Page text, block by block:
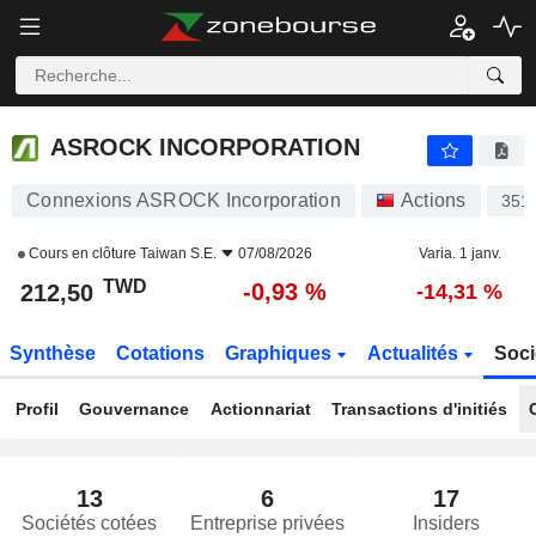
ASROCK INCORPORATION
Connexions ASROCK Incorporation Actions
Cours en clôture Taiwan S.E. 07/08/2026 Varia. 1 janv.
212,50 TWD -0,93 % -14,31 %
Synthèse Cotations Graphiques Actualités
Profil Gouvernance Actionnariat Transactions d'initiés
13
Sociétés cotées
6
Entreprise privées
17
Insiders